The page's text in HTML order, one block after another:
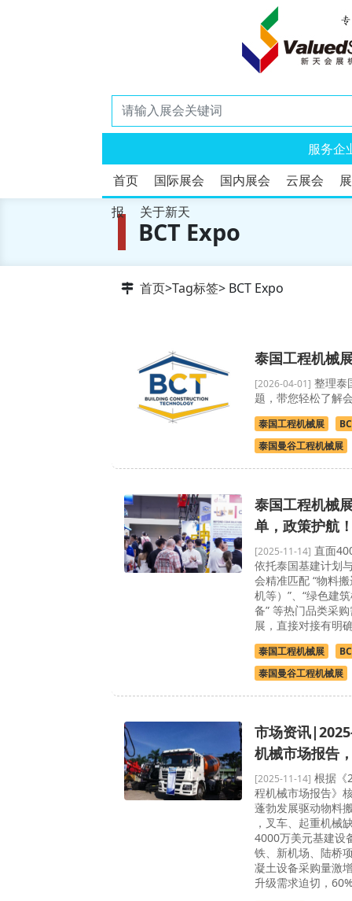
服务企
首页
国际展会 国内展会 云展会
报
关于新天
BCT Expo
首页>Tag标签> BCT Expo
泰国工程机械
[2026-04-01] 整理泰
题，带您轻松了解
泰国工程机械展
泰国曼谷工程机械展
泰国工程机械
单，政策护航
[2025-11-14] 直面
依托泰国基建计划
会精准匹配 “物料
机等）”、“绿色建
备” 等热门品类采
展，直接对接有明
泰国工程机械展
泰国曼谷工程机械展
市场资讯
机械市场报告
[2025-11-14] 根据《
程机械市场报告》
蓬勃发展驱动物料
，叉车、起重机械
4000万美元基建设
铁、新机场、陆桥
凝土设备采购量激
升级需求迫切，